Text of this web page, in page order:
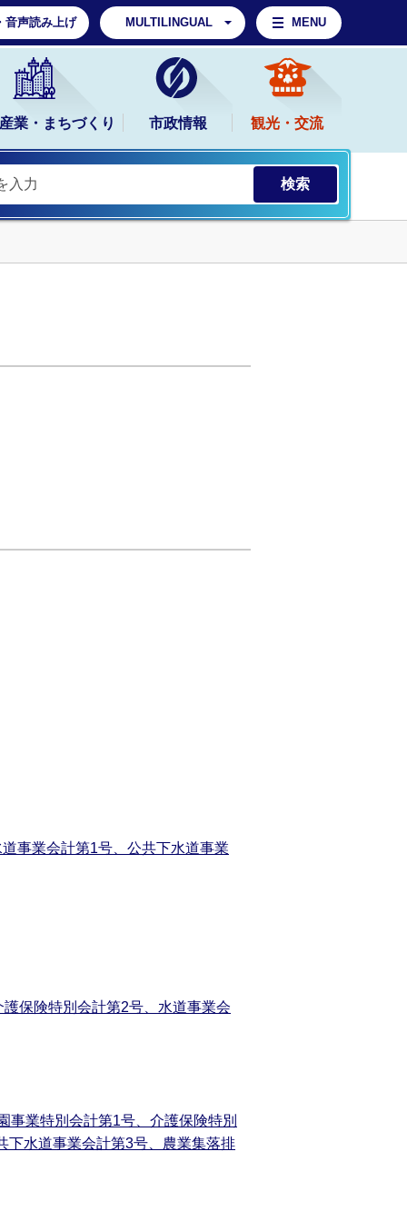
音声読み上げ MULTILINGUAL MENU
業・まちづくり 市政情報 観光・交流
事業会計第1号、公共下水道事業
保険特別会計第2号、水道事業会
事業特別会計第1号、介護保険特別
下水道事業会計第3号、農業集落排